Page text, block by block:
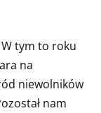
tym to roku
na
niewolników
nam